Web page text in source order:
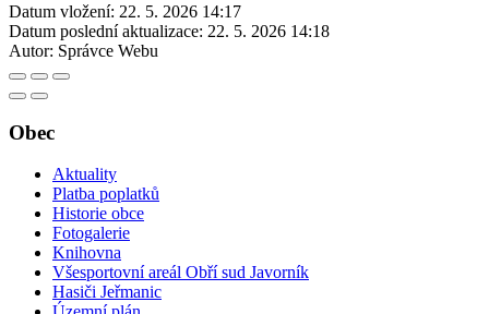
Datum vložení: 22. 5. 2026 14:17
Datum poslední aktualizace: 22. 5. 2026 14:18
Autor: Správce Webu
Obec
Aktuality
Platba poplatků
Historie obce
Fotogalerie
Knihovna
Všesportovní areál Obří sud Javorník
Hasiči Jeřmanic